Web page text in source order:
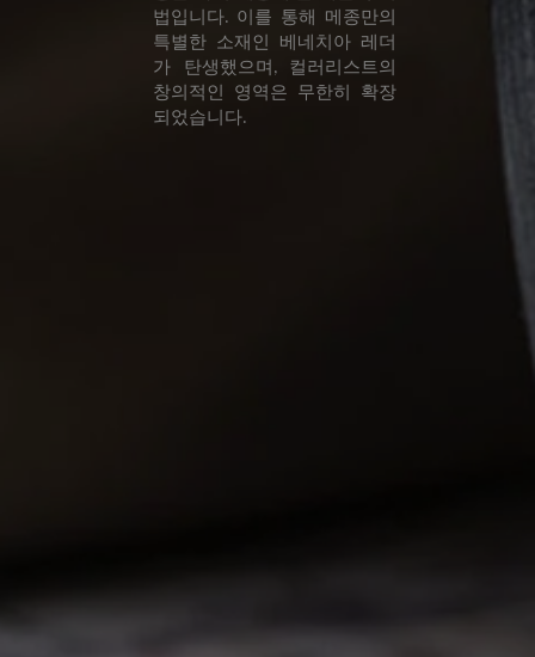
법입니다. 이를 통해 메종만의
특별한 소재인 베네치아 레더
가 탄생했으며, 컬러리스트의
창의적인 영역은 무한히 확장
되었습니다.